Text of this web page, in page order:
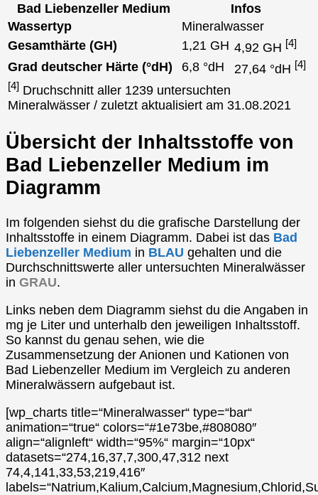
Bad Liebenzeller Medium
Infos
Wassertyp
Mineralwasser
Gesamthärte (GH)
1,21 GH 4,92 GH [4]
Grad deutscher Härte (°dH) 6,8 °dH 27,64 °dH [4]
[4] Druchschnitt aller 1239 untersuchten
Mineralwässer / zuletzt aktualisiert am 31.08.2021
Übersicht der Inhaltsstoffe von
Bad Liebenzeller Medium im
Diagramm
Im folgenden siehst du die grafische Darstellung der
Inhaltsstoffe in einem Diagramm. Dabei ist das Bad
Liebenzeller Medium in BLAU gehalten und die
Durchschnittswerte aller untersuchten Mineralwässer
in GRAU.
Links neben dem Diagramm siehst du die Angaben in
mg je Liter und unterhalb den jeweiligen Inhaltsstoff.
So kannst du genau sehen, wie die
Zusammensetzung der Anionen und Kationen von
Bad Liebenzeller Medium im Vergleich zu anderen
Mineralwässern aufgebaut ist.
[wp_charts title=“Mineralwasser“ type=“bar“
animation=“true“ colors=“#1e73be,#808080″
align=“alignleft“ width=“95%“ margin=“10px“
datasets=“274,16,37,7,300,47,312 next
74,4,141,33,53,219,416″